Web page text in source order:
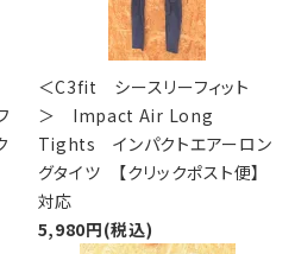
＜C3fit シースリーフィット
＞ Impact Air Long
Tights インパクトエアーロン
グタイツ 【クリックポスト便】
対応
5,980円(税込)